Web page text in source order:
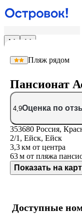
Пляж рядом
Пансионат
4,9Оценка по
353680 Россия,
2/1, Ейск, Ейск
3,3 км от центра
63 м от пляжа
Показать на
Доступные